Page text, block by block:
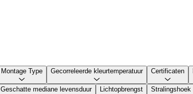
Montage Type Gecorreleerde kleurtemperatuur Certificaten
Geschatte mediane levensduur Lichtopbrengst Stralingshoek